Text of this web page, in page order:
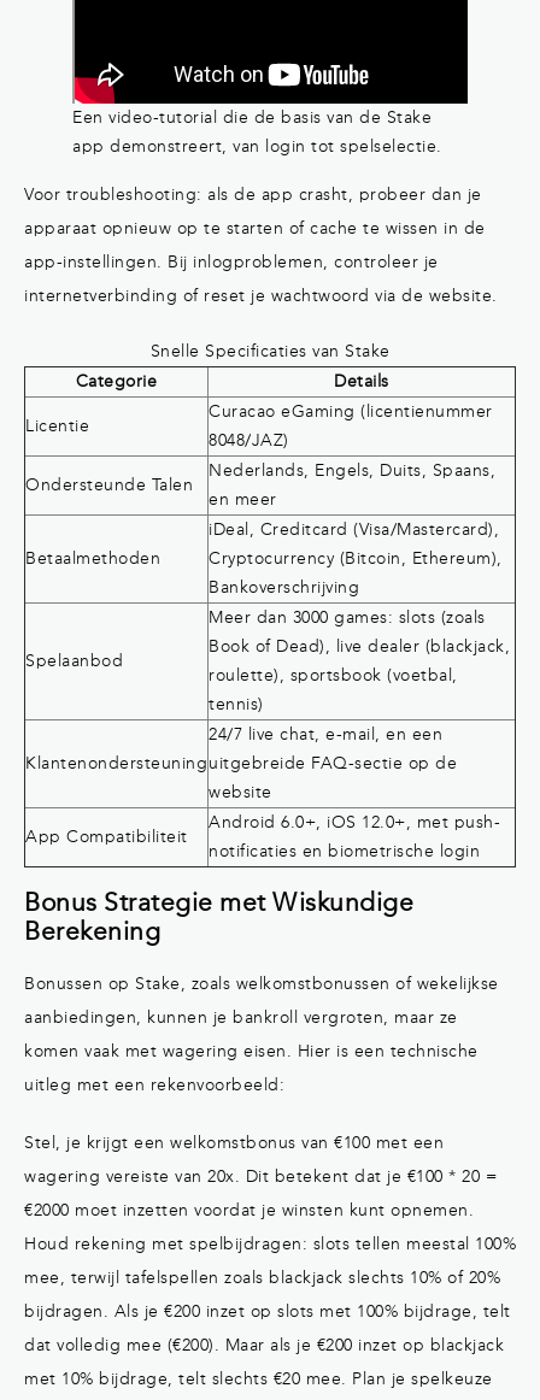
Een video-tutorial die de basis van de Stake
app demonstreert, van login tot spelselectie.
Voor troubleshooting: als de app crasht, probeer dan je
apparaat opnieuw op te starten of cache te wissen in de
app-instellingen. Bij inlogproblemen, controleer je
internetverbinding of reset je wachtwoord via de website.
Snelle Specificaties van Stake
Categorie
Details
Licentie
Curacao eGaming (licentienummer
8048/JAZ)
Ondersteunde Talen
Nederlands, Engels, Duits, Spaans,
en meer
Betaalmethoden
iDeal, Creditcard (Visa/Mastercard),
Cryptocurrency (Bitcoin, Ethereum),
Bankoverschrijving
Spelaanbod
Meer dan 3000 games: slots (zoals
Book of Dead), live dealer (blackjack,
roulette), sportsbook (voetbal,
tennis)
Klantenondersteuning
24/7 live chat, e-mail, en een
uitgebreide FAQ-sectie op de
website
App Compatibiliteit
Android 6.0+, iOS 12.0+, met push-
notificaties en biometrische login
Bonus Strategie met Wiskundige
Berekening
Bonussen op Stake, zoals welkomstbonussen of wekelijkse
aanbiedingen, kunnen je bankroll vergroten, maar ze
komen vaak met wagering eisen. Hier is een technische
uitleg met een rekenvoorbeeld:
Stel, je krijgt een welkomstbonus van €100 met een
wagering vereiste van 20x. Dit betekent dat je €100 * 20 =
€2000 moet inzetten voordat je winsten kunt opnemen.
Houd rekening met spelbijdragen: slots tellen meestal 100%
mee, terwijl tafelspellen zoals blackjack slechts 10% of 20%
bijdragen. Als je €200 inzet op slots met 100% bijdrage, telt
dat volledig mee (€200). Maar als je €200 inzet op blackjack
met 10% bijdrage, telt slechts €20 mee. Plan je spelkeuze